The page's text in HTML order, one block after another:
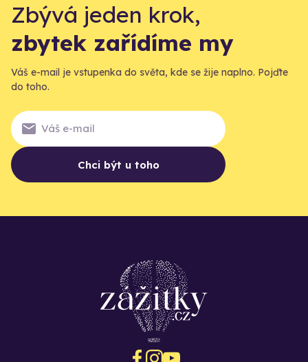
Zbývá jeden krok,
zbytek zařídíme my
Váš e-mail je vstupenka do světa, kde se žije naplno. Pojďte
do toho.
Chci být u toho